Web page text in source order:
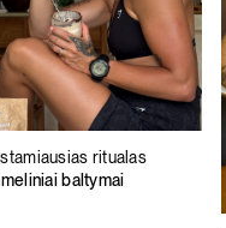
ritualas
baltymai